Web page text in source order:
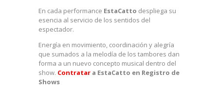
En cada performance EstaCatto despliega su
esencia al servicio de los sentidos del
espectador.
Energía en movimiento, coordinación y alegría
que sumados a la melodía de los tambores dan
forma a un nuevo concepto musical dentro del
show. Contratar a EstaCatto en Registro de
Shows